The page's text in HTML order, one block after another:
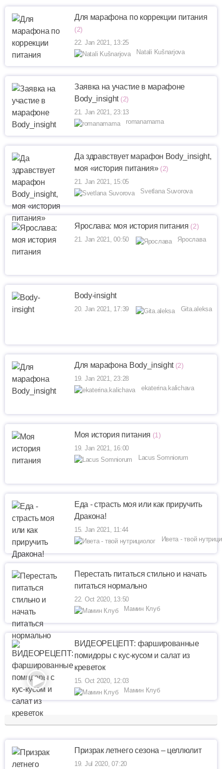
Для марафона по коррекции питания
(2)
22. Jan 2021, 13:25
Natali Kušnarjova
Заявка на участие в марафоне
Body_insight (2)
21. Jan 2021, 23:13
romanamama
Да здравствует марафон Bоdy_insight,
моя «история питания» (2)
21. Jan 2021, 15:05
Svetlana Suvorova
Ярослава: моя история питания (2)
21. Jan 2021, 00:50 Ярослава
Body-insight
20. Jan 2021, 17:39 Gita.aleksa
Для марафона Bоdy_insight (2)
19. Jan 2021, 23:28
ekaterina.kalichava
Моя история питания (1)
19. Jan 2021, 16:00
Lacus Somniorum
Еда - страсть моя или как приручить
Дракона!
15. Jan 2021, 11:44
Ивета - твой
Перестать питаться стильно и начать
питаться нормально
22. Oct 2020, 13:50
Мамин Клуб
ВИДЕОРЕЦЕПТ: фаршированные
помидоры с кус-кусом и салат из
креветок
15. Oct 2020, 12:03
Мамин Клуб
Призрак летнего сезона – целлюлит
19. Jul 2020, 07:20